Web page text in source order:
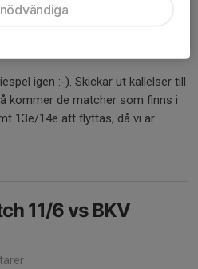
igen :-). Skickar ut kallelser till
kommer de matcher som finns i
13e/14e att flyttas, då vi är
11/6 vs BKV